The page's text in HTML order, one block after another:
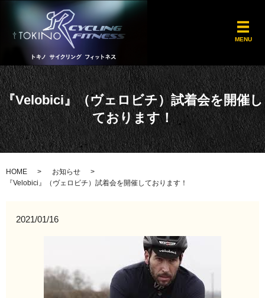
MENU
『Velobici』（ヴェロビチ）試着会を開催し
ております！
HOME
お知らせ
『Velobici』（ヴェロビチ）試着会を開催しております！
2021/01/16